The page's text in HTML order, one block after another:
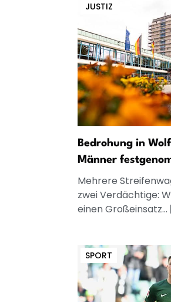
JUSTIZ
Bedrohung in
Männer
Mehrere
zwei Verdächtige:
einen Großeinsatz...
SPORT